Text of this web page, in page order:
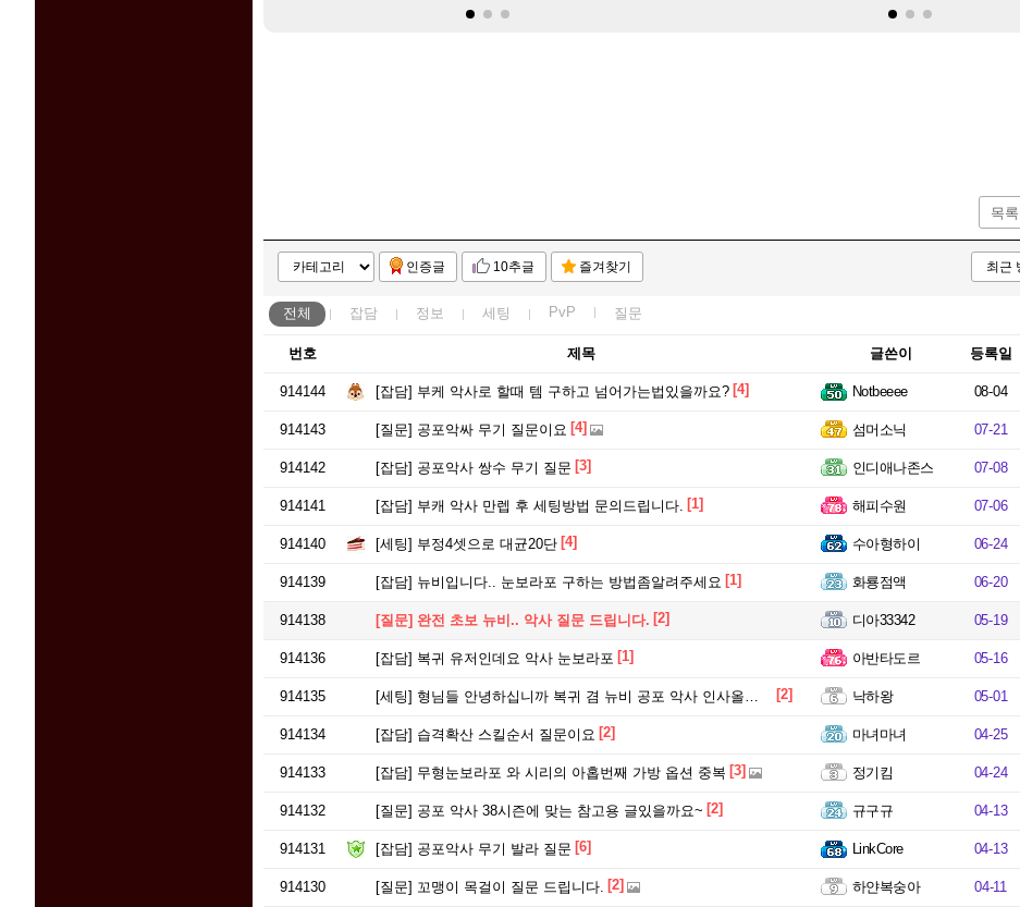
목록
인증글 10추글 즐겨찾기
전체 잡담 정보 세팅 PvP 질문
번호 제목 글쓴이 등록일
914144 [잡담] 부케 악사로 할때 템 구하고 넘어가는법있을까요? [4] Notbeeee 08-04
914143 [질문] 공포악싸 무기 질문이요 [4] 섬머소닉 07-21
914142 [잡담] 공포악사 쌍수 무기 질문 [3] 인디애나존스 07-08
914141 [잡담] 부캐 악사 만렙 후 세팅방법 문의드립니다. [1] 해피수원 07-06
914140 [세팅] 부정4셋으로 대균20단 [4] 수아형하이 06-24
914139 [잡담] 뉴비입니다.. 눈보라포 구하는 방법좀알려주세요 [1] 화룡점액 06-20
914138 [질문] 완전 초보 뉴비.. 악사 질문 드립니다. [2] 디아33342 05-19
914136 [잡담] 복귀 유저인데요 악사 눈보라포 [1] 아반타도르 05-16
914135 [세팅] 형님들 안녕하십니까 복귀 겸 뉴비 공포 악사 인사올리겠습니다 [2] 낙하왕 05-01
914134 [잡담] 습격확산 스킬순서 질문이요 [2] 마녀마녀 04-25
914133 [잡담] 무형눈보라포 와 시리의 아홉번째 가방 옵션 중복 [3] 정기킴 04-24
914132 [질문] 공포 악사 38시즌에 맞는 참고용 글있을까요~ [2] 규구규 04-13
914131 [잡담] 공포악사 무기 발라 질문 [6] LinkCore 04-13
914130 [질문] 꼬맹이 목걸이 질문 드립니다. [2] 하얀복숭아 04-11